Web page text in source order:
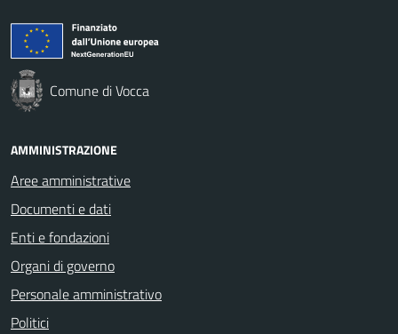
Comune di Vocca
AMMINISTRAZIONE
Aree amministrative
Documenti e dati
Enti e fondazioni
Organi di governo
Personale amministrativo
Politici